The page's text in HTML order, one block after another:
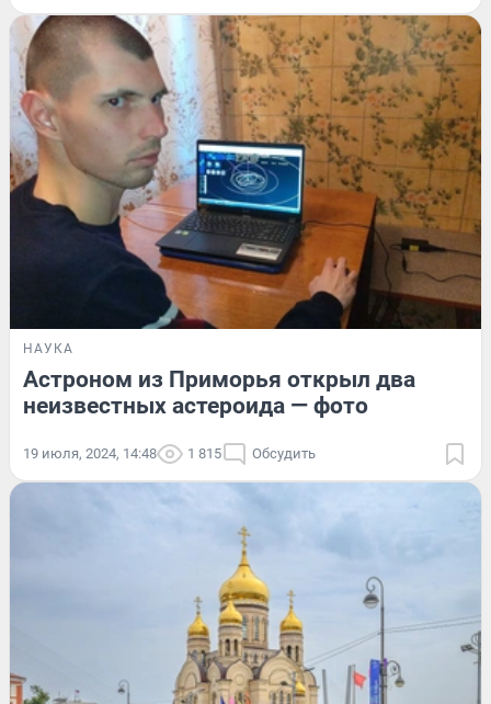
НАУКА
Астроном из Приморья открыл два
неизвестных астероида — фото
19 июля, 2024, 14:48 1 815 Обсудить